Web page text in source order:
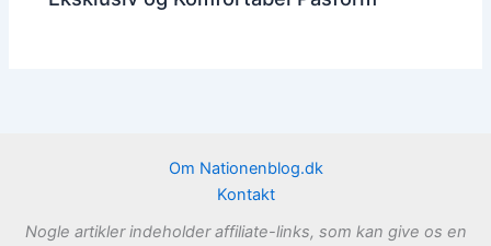
Om Nationenblog.dk
Kontakt
Nogle artikler indeholder affiliate-links, som kan give os en